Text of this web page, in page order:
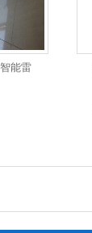
能雷